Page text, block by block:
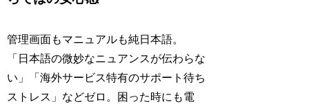
管理画面もマニュアルも純日本語。
「日本語の微妙なニュアンスが伝わらな
い」「海外サービス特有のサポート待ち
ストレス」などゼロ。困った時にも電